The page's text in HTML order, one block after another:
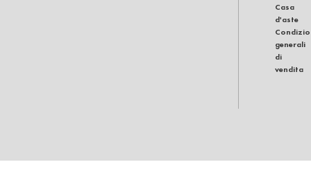
Casa
d'aste
generali
di
vendita